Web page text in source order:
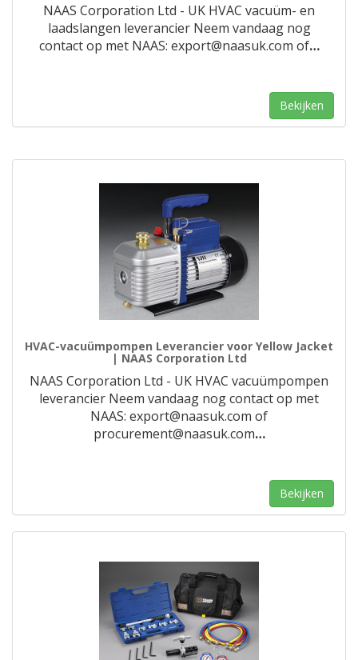
NAAS Corporation Ltd - UK HVAC vacuüm- en
laadslangen leverancier Neem vandaag nog
contact op met NAAS: export@naasuk.com of…
Bekijken
HVAC-vacuümpompen Leverancier voor Yellow Jacket
| NAAS Corporation Ltd
NAAS Corporation Ltd - UK HVAC vacuümpompen
leverancier Neem vandaag nog contact op met
NAAS: export@naasuk.com of
procurement@naasuk.com…
Bekijken